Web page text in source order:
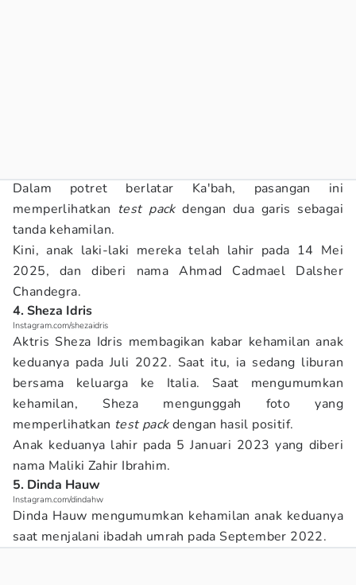
Dalam potret berlatar Ka'bah, pasangan ini
memperlihatkan test packdengan dua garis sebagai
tanda kehamilan.
Kini, anak laki-laki mereka telah lahir pada 14 Mei
2025, dan diberi nama Ahmad Cadmael Dalsher
Chandegra.
4. Sheza Idris
Instagram.com/shezaidris
Aktris Sheza Idris membagikan kabar kehamilan anak
keduanya pada Juli 2022. Saat itu, ia sedang liburan
bersama keluarga ke Italia. Saat mengumumkan
kehamilan, Sheza mengunggah foto yang
memperlihatkan test packdengan hasil positif.
Anak keduanya lahir pada 5 Januari 2023 yang diberi
nama Maliki Zahir Ibrahim.
5. Dinda Hauw
Instagram.com/dindahw
Dinda Hauw mengumumkan kehamilan anak keduanya
saat menjalani ibadah umrah pada September 2022.